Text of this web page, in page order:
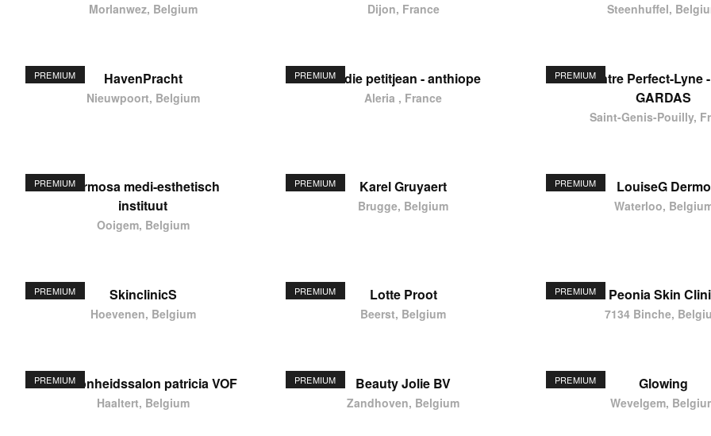
Morlanwez, Belgium Dijon, France Steenhuffel,
PREMIUM HavenPracht
Nieuwpoort, Belgium
PREMIUMelodie petitjean - anthiope
Aleria , France
PREMIUMCentre Perfect-Lyne
GARDAS
Saint-Genis-Pouilly,
PREMIUMHermosa medi-esthetisch
instituut
Ooigem, Belgium
PREMIUM Karel Gruyaert
Brugge, Belgium
PREMIUM LouiseG Dermo
Waterloo,
PREMIUM SkinclinicS
Hoevenen, Belgium
PREMIUM Lotte Proot
Beerst, Belgium
PREMIUM Peonia Skin
7134 Binche,
PREMIUM
schoonheidssalon patricia VOF
Haaltert, Belgium
PREMIUM Beauty Jolie BV
Zandhoven, Belgium
PREMIUM Glowing
Wevelgem,